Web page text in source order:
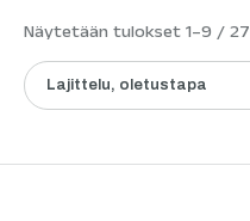
Näytetään tulokset 1–9 / 27